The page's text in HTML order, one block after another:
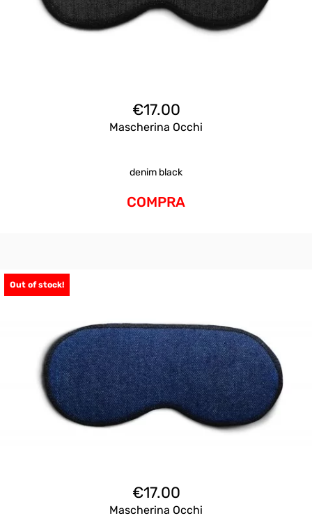
€17.00
Mascherina Occhi
denim black
COMPRA
Out of stock!
€17.00
Mascherina Occhi